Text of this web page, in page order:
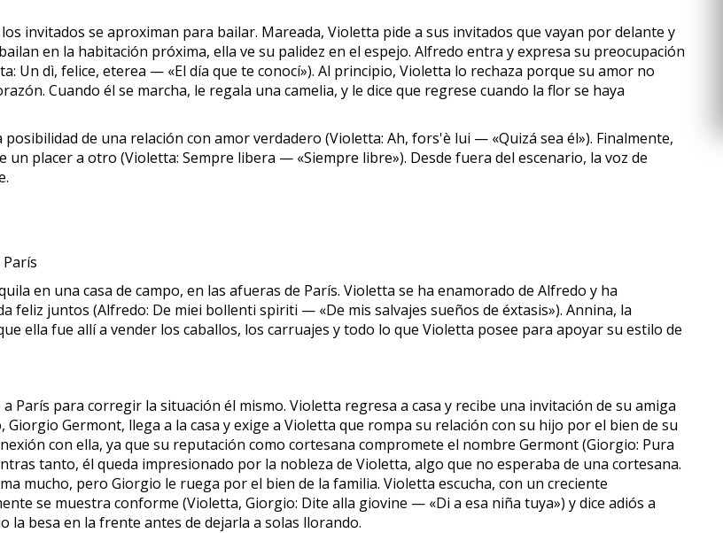
invitados se aproximan para bailar. Mareada, Violetta pide a sus invitados que vayan por delante y
en la habitación próxima, ella ve su palidez en el espejo. Alfredo entra y expresa su preocupación
Un dì, felice, eterea — «El día que te conocí»). Al principio, Violetta lo rechaza porque su amor no
Cuando él se marcha, le regala una camelia, y le dice que regrese cuando la flor se haya
de una relación con amor verdadero (Violetta: Ah, fors'è lui — «Quizá sea él»). Finalmente,
un placer a otro (Violetta: Sempre libera — «Siempre libre»). Desde fuera del escenario, la voz de
en una casa de campo, en las afueras de París. Violetta se ha enamorado de Alfredo y ha
feliz juntos (Alfredo: De miei bollenti spiriti — «De mis salvajes sueños de éxtasis»). Annina, la
ella fue allí a vender los caballos, los carruajes y todo lo que Violetta posee para apoyar su estilo de
París para corregir la situación él mismo. Violetta regresa a casa y recibe una invitación de su amiga
Germont, llega a la casa y exige a Violetta que rompa su relación con su hijo por el bien de su
con ella, ya que su reputación como cortesana compromete el nombre Germont (Giorgio: Pura
tanto, él queda impresionado por la nobleza de Violetta, algo que no esperaba de una cortesana.
mucho, pero Giorgio le ruega por el bien de la familia. Violetta escucha, con un creciente
se muestra conforme (Violetta, Giorgio: Dite alla giovine — «Di a esa niña tuya») y dice adiós a
besa en la frente antes de dejarla a solas llorando.